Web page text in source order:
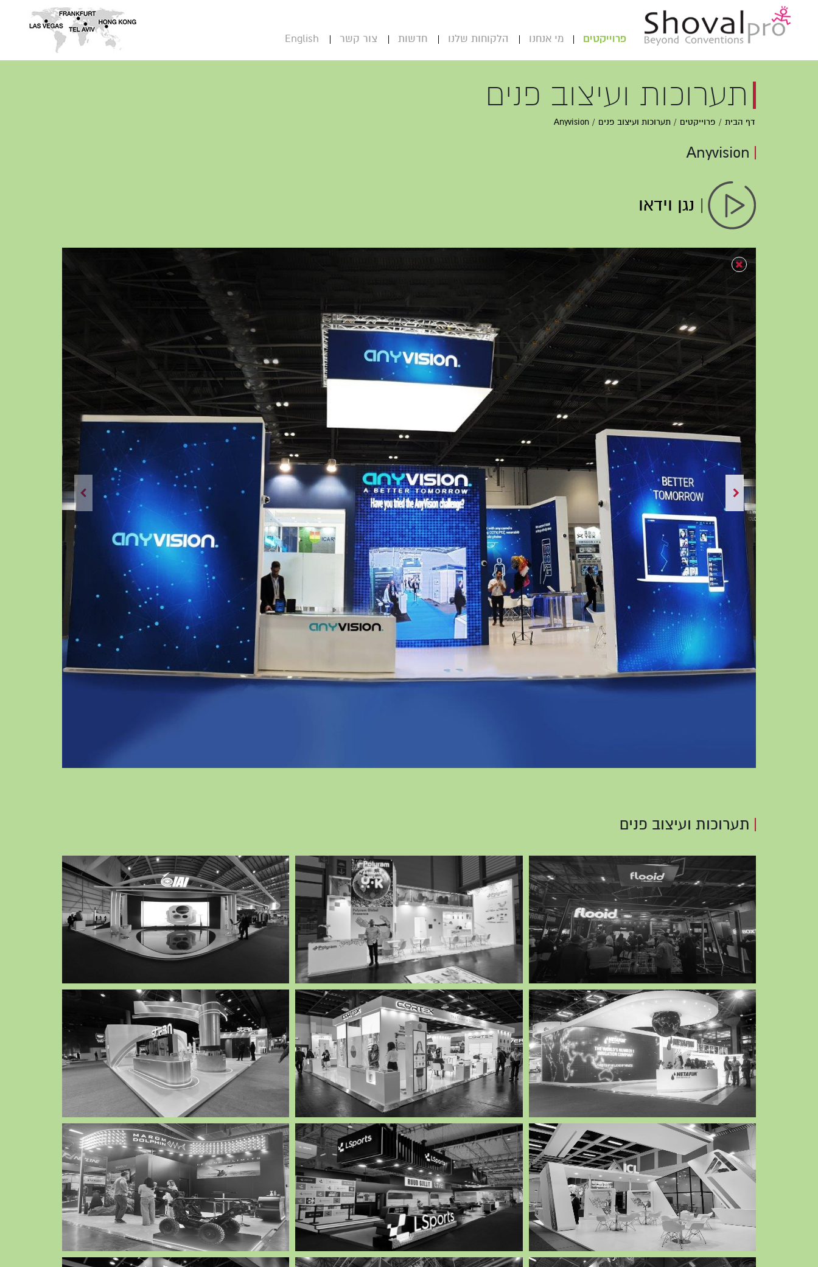
פרוייקטים מי אנחנו הלקוחות שלנו חדשות צור קשר English
תערוכות ועיצוב פנים
דף הבית פרוייקטים תערוכות ועיצוב פנים Anyvision
Anyvision
| נגן וידאו
תערוכות ועיצוב פנים